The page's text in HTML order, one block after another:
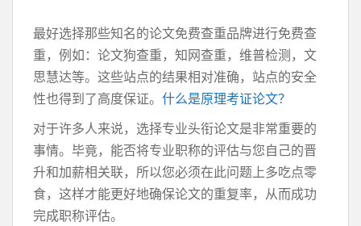
最好选择那些知名的论文免费查重品牌进行免费查
重，例如：论文狗查重，知网查重，维普检测，文
思慧达等。这些站点的结果相对准确，站点的安全
性也得到了高度保证。 什么是原理考证论文？
对于许多人来说，选择专业头衔论文是非常重要的
事情。毕竟，能否将专业职称的评估与您自己的晋
升和加薪相关联，所以您必须在此问题上多吃点零
食，这样才能更好地确保论文的重复率，从而成功
完成职称评估。